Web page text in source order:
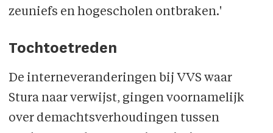
zeuniefs en hogescholen ontbraken.'
Tochtoetreden
De interneveranderingen bij VVS waar
Stura naar verwijst, gingen voornamelijk
over demachtsverhoudingen tussen